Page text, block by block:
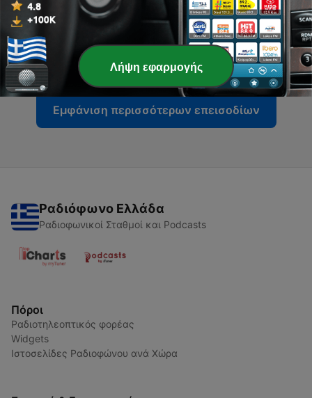
09 Απρ 2025
38 - 2025 SOCA MIX "PRE - HEAT " BY MILO MYLES
19 Δεκ 2024
Εμφάνιση περισσότερων επεισοδίων
Ραδιόφωνο Ελλάδα
Ραδιοφωνικοί Σταθμοί και Podcasts
Πόροι
Ραδιοτηλεοπτικός φορέας
Widgets
Ιστοσελίδες Ραδιοφώνου ανά Χώρα
Λήψη εφαρμογής